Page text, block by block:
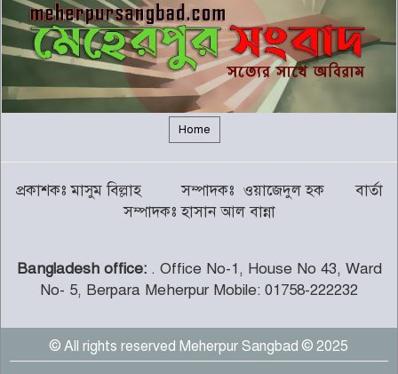
৬
বন্যায় সাপের উপদ্রব বাড়ছে, চট্টগ্রামে
৭ দিনে কামড়ের শিকার ৯৩ জন
গালর্স কলেজে শিক্ষকতা করায় পদ
হারালেন কুষ্টিয়া জেলা জামায়াতের
সেক্রেটারি
চট্টগ্রামের পাঁচ জেলায় ভূমিধসের
সতর্কতা
৯
থামছে না পাহাড়ে বানভাসিদের কান্না
মুজিবনগর উপজেলা স্বাস্থ্য কমপ্লেক্স
Home
প্রকাশকঃ মাসুম বিল্লাহ সম্পাদকঃ ওয়াজেদুল হক বার্তা
সম্পাদকঃ হাসান আল বান্না
Bangladesh office:. Office No-1, House No 43, Ward
No- 5, Berpara Meherpur Mobile: 01758-222232
© All rights reserved Meherpur Sangbad © 2025